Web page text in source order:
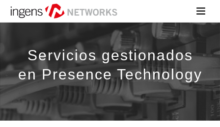
Servicios gestionados
en Presence Technology